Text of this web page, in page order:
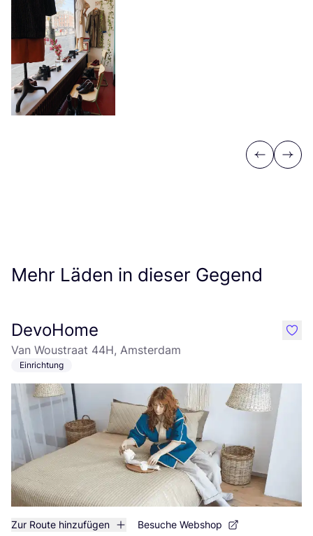
Previous
Next
Mehr Läden in dieser Gegend
DevoHome
Van Woustraat 44H, Amsterdam
Einrichtung
Zur Route hinzufügen Besuche Webshop
like